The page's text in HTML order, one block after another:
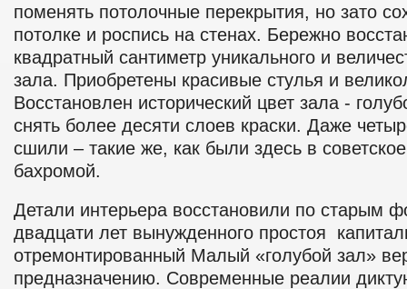
поменять потолочные перекрытия, но зато
потолке и роспись на стенах. Бережно
квадратный сантиметр уникального и
зала. Приобретены красивые стулья и
Восстановлен исторический цвет зала -
снять более десяти слоев краски. Даже
сшили – такие же, как были здесь в
бахромой.
Детали интерьера восстановили по старым
двадцати лет вынужденного простоя
отремонтированный Малый «голубой зал»
предназначению. Современные реалии